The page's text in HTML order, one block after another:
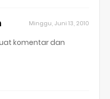
Minggu, Juni 13, 2010
komentar dan